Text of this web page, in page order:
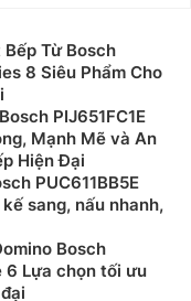
Từ Bosch
8 Siêu Phẩm Cho
PIJ651FC1E
Mạnh Mẽ và An
Hiện Đại
PUC611BB5E
Bosch
6 Lựa chọn tối ưu